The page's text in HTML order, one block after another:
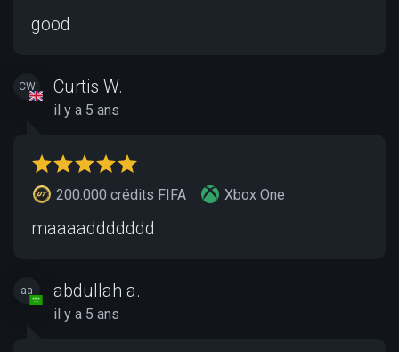
good
CW Curtis W.
il y a 5 ans
200.000 crédits FIFA Xbox One
maaaaddddddd
aa abdullah a.
il y a 5 ans